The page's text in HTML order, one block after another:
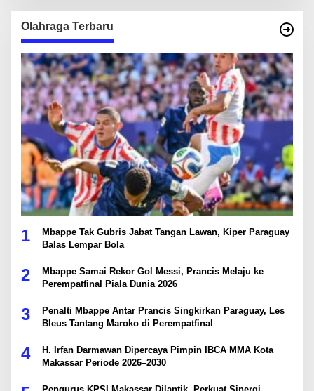
Olahraga Terbaru
1
Mbappe Tak Gubris Jabat Tangan Lawan, Kiper Paraguay
Balas Lempar Bola
2
Mbappe Samai Rekor Gol Messi, Prancis Melaju ke
Perempatfinal Piala Dunia 2026
3
Penalti Mbappe Antar Prancis Singkirkan Paraguay, Les
Bleus Tantang Maroko di Perempatfinal
4
H. Irfan Darmawan Dipercaya Pimpin IBCA MMA Kota
Makassar Periode 2026–2030